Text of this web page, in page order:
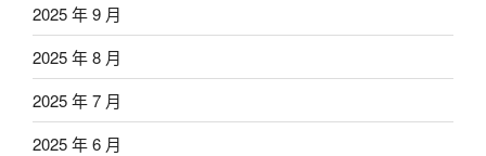
2025 年 9 月
2025 年 8 月
2025 年 7 月
2025 年 6 月